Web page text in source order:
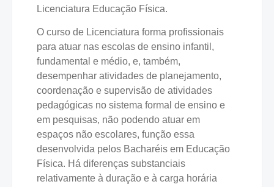
Licenciatura Educação Física.
O curso de Licenciatura forma profissionais
para atuar nas escolas de ensino infantil,
fundamental e médio, e, também,
desempenhar atividades de planejamento,
coordenação e supervisão de atividades
pedagógicas no sistema formal de ensino e
em pesquisas, não podendo atuar em
espaços não escolares, função essa
desenvolvida pelos Bacharéis em Educação
Física. Há diferenças substanciais
relativamente à duração e à carga horária